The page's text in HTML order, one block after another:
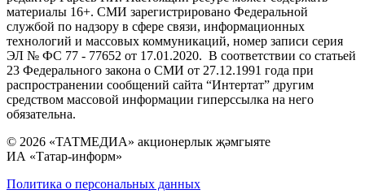
материалы 16+. СМИ зарегистрировано Федеральной
службой по надзору в сфере связи, информационных
технологий и массовых коммуникаций, номер записи серия
ЭЛ № ФС 77 - 77652 от 17.01.2020. В соответствии со статьей
23 Федерального закона о СМИ от 27.12.1991 года при
распространении сообщений сайта “Интертат” другим
средством массовой информации гиперссылка на него
обязательна.
© 2026 «ТАТМЕДИА» акционерлык җәмгыяте
ИА «Татар-информ»
Политика о персональных данных